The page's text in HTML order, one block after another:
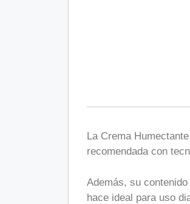
La Crema
recomendada con
Además, su
hace ideal para uso